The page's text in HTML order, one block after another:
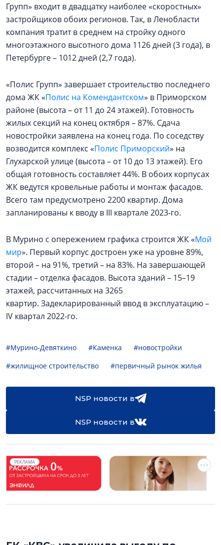
Групп» входит в двадцатку наиболее «скоростных»
застройщиков обоих регионов. Так, в Ленобласти
компания тратит в среднем на стройку одного
многоэтажного высотного дома 1126 дней (3 года), в
Петербурге – 1012 дней (2,7 года).
«Полис Групп» завершает строительство последнего
дома ЖК «Полис на Комендантском» в Приморском
районе (высота – от 11 до 24 этажей). Готовность
жилых секций на конец октября – 87%. Сдача
новостройки заявлена на конец года. По соседству
возводится комплекс «Полис Приморский» на
Глухарской улице (высота – от 10 до 13 этажей). Его
общая готовность составляет 44%. В обоих корпусах
ЖК ведутся кровельные работы и монтаж фасадов.
Всего там предусмотрено 2200 квартир. Дома
запланированы к вводу в III квартале 2023-го.
В Мурино с опережением графика строится ЖК «Мой
мир». Первый корпус достроен уже на уровне 89%,
второй – на 91%, третий – на 83%. На завершающей
стадии – отделка фасадов. Высота зданий – 15–19
этажей, рассчитанных на 3265
квартир. Задекларированный ввод в эксплуатацию –
IV квартал 2022-го.
#Мурино-Девяткино #Каменка
#новостройки
#жилищное строительство
#первичный рынок жилья
NSP новости в
NSP новости в
РЕКЛАМА